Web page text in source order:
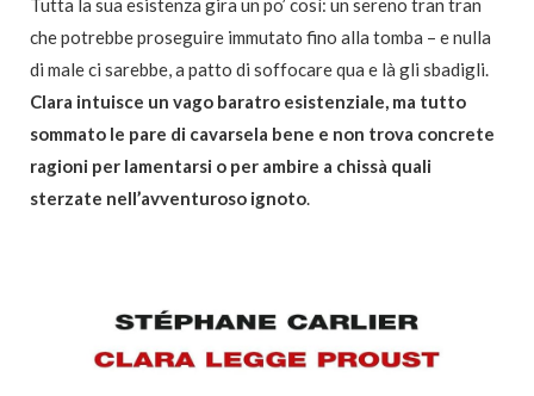
Tutta la sua esistenza gira un po’ così: un sereno tran tran
che potrebbe proseguire immutato fino alla tomba – e nulla
di male ci sarebbe, a patto di soffocare qua e là gli sbadigli.
Clara intuisce un vago baratro esistenziale, ma tutto
sommato le pare di cavarsela bene e non trova concrete
ragioni per lamentarsi o per ambire a chissà quali
sterzate nell’avventuroso ignoto.